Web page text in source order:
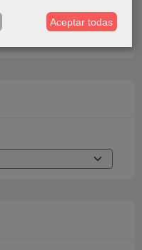
Aceptar todas